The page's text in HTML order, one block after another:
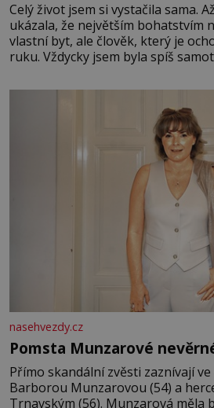
Celý život jsem si vystačila sama.
ukázala, že největším bohatstvím
vlastní byt, ale člověk, který je
ruku. Vždycky jsem byla spíš
mi knihy, práce a hlavně klid.
nasehvezdy.cz
Pomsta Munzarové
Přímo skandální zvěsti zaznívají
Barborou Munzarovou (54) a
Trnavským (56). Munzarová měla